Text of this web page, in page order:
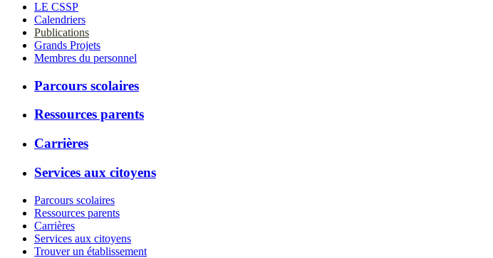
LE CSSP
Calendriers
Publications
Grands Projets
Membres du personnel
Parcours scolaires
Ressources parents
Carrières
Services aux citoyens
Parcours scolaires
Ressources parents
Carrières
Services aux citoyens
Trouver un établissement